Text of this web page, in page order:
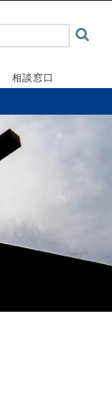
相談窓口